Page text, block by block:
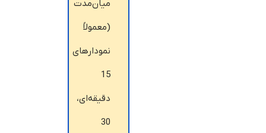
میان‌مدت
(معمولاً
نمودارهای
15
دقیقه‌ای،
30